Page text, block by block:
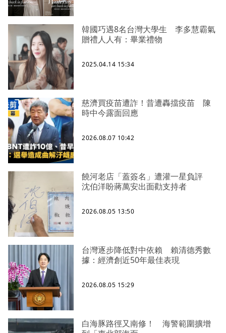
韓國巧遇8名台灣大學生 李多慧霸氣
贈禮人人有：畢業禮物
2025.04.14 15:34
慈濟買疫苗遭詐！昔遭轟擋疫苗 陳
時中今露面回應
2026.08.07 10:42
饒河老店「蓋簽名」遭灌一星負評
沈伯洋盼蔣萬安出面勸支持者
2026.08.05 13:50
台灣逐步降低對中依賴 賴清德秀數
據：經濟創近50年最佳表現
2026.08.05 15:29
白海豚路徑又南修！ 海警範圍擴增